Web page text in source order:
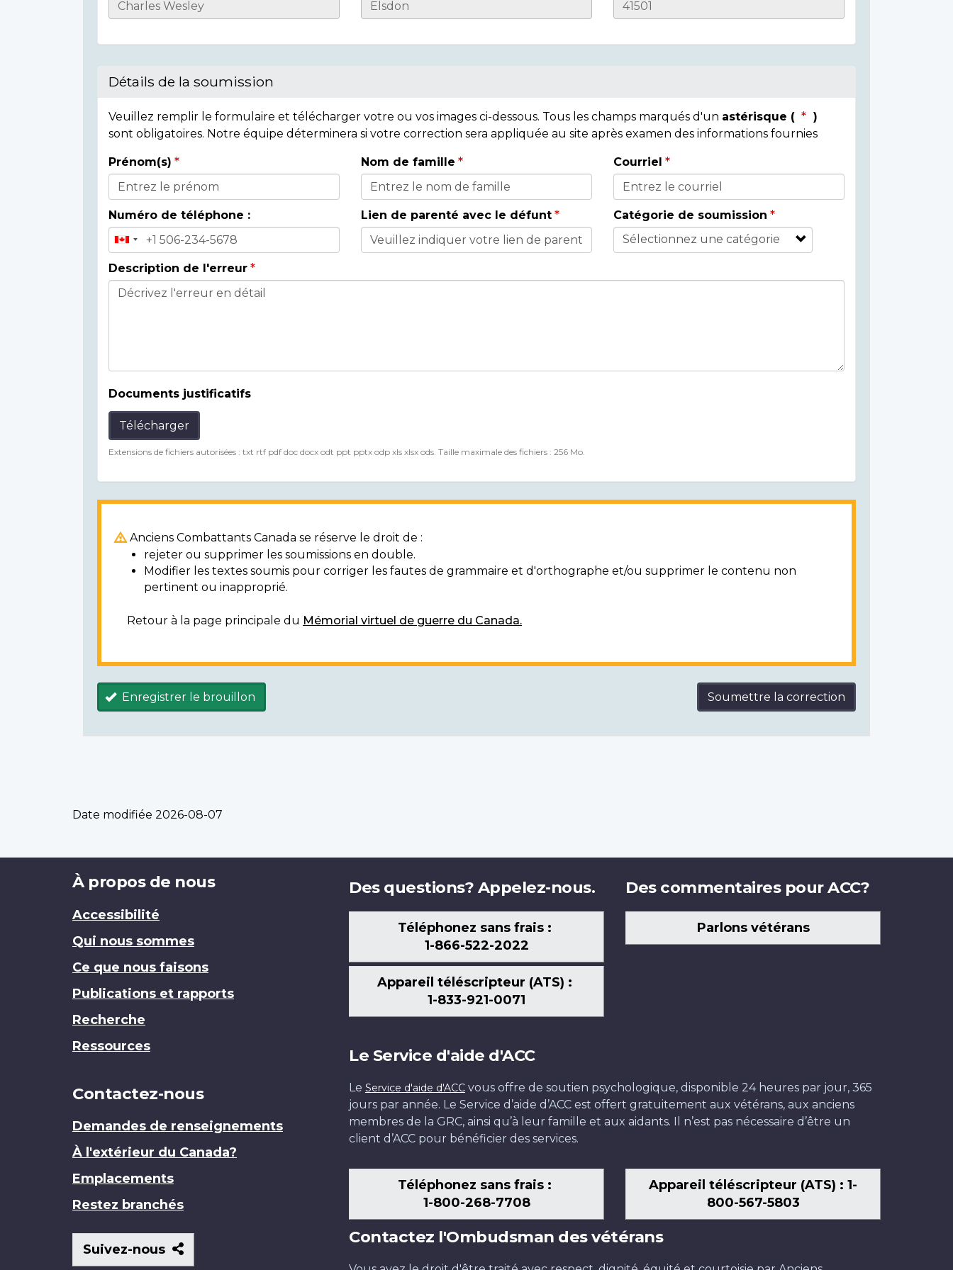
Casualty
Détails de la soumission
Veuillez remplir le formulaire et télécharger votre ou vos images ci-dessous. Tous les champs marqués d'un astérisque (
)
sont obligatoires. Notre équipe déterminera si votre correction sera appliquée au site après examen des informations fournies
Donor
Details
Prénom(s) Nom de famille Courriel
Numéro de téléphone : Lien de parenté avec le défunt Catégorie de soumission
Description de l'erreur
Documents justificatifs
Télécharger
Extensions de fichiers autorisées : txt rtf pdf doc docx odt ppt pptx odp xls xlsx ods. Taille maximale des fichiers : 256 Mo.
Anciens Combattants Canada se réserve le droit de :
rejeter ou supprimer les soumissions en double.
Modifier les textes soumis pour corriger les fautes de grammaire et d'orthographe et/ou supprimer le contenu non
pertinent ou inapproprié.
Retour à la page principale du Mémorial virtuel de guerre du Canada.
Enregistrer le brouillon Soumettre la correction
Date modifiée 2026-08-07
Brand
À propos de nous
Accessibilité
Qui nous sommes
Ce que nous faisons
Publications et rapports
Recherche
Ressources
Contactez-nous
Demandes de renseignements
À l'extérieur du Canada?
Emplacements
Restez branchés
Suivez-nous
Suivez-
nous
Des questions? Appelez-nous.
Téléphonez sans frais :
1-866-522-2022
Appareil téléscripteur (ATS) :
1-833-921-0071
Des commentaires pour ACC?
Parlons vétérans
Le Service d'aide d'ACC
Le Service d'aide d'ACC vous offre de soutien psychologique, disponible 24 heures par jour, 365
jours par année. Le Service d’aide d’ACC est offert gratuitement aux vétérans, aux anciens
membres de la GRC, ainsi qu’à leur famille et aux aidants. Il n’est pas nécessaire d’être un
client d’ACC pour bénéficier des services.
Téléphonez sans frais :
1-800-268-7708
Appareil téléscripteur (ATS) : 1-
800-567-5803
Contactez l'Ombudsman des vétérans